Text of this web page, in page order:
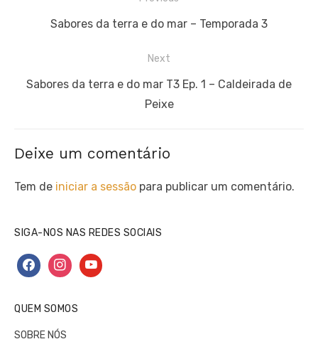
Previous
Sabores da terra e do mar – Temporada 3
Next
Next
Sabores da terra e do mar T3 Ep. 1 – Caldeirada de
Peixe
Deixe um comentário
Tem de iniciar a sessão para publicar um comentário.
SIGA-NOS NAS REDES SOCIAIS
facebookinstagramyoutube
QUEM SOMOS
SOBRE NÓS